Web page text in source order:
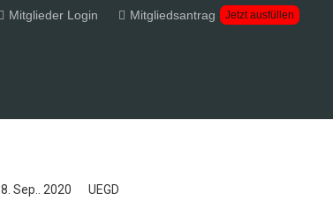
Mitglieder Login Mitgliedsantrag Jetzt ausfüllen
8. Sep.. 2020 UEGD